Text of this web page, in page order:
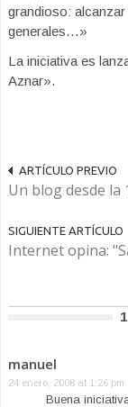
grandioso:
generales…»
La iniciativa es
Aznar».
ARTÍCULO PREVIO
Un blog desde la
SIGUIENTE ARTÍCULO
Internet opina:
manuel
24 enero, 2008 at 1:26 pm
Buena